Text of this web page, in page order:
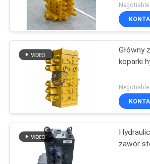
Główny
koparki
zawór